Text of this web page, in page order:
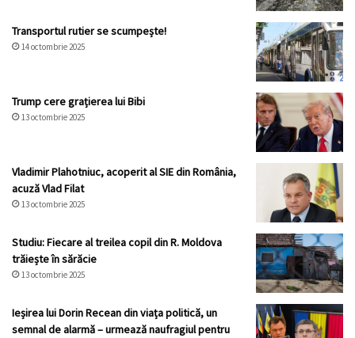
Transportul rutier se scumpește!
14 octombrie 2025
Trump cere grațierea lui Bibi
13 octombrie 2025
Vladimir Plahotniuc, acoperit al SIE din România,
acuză Vlad Filat
13 octombrie 2025
Studiu: Fiecare al treilea copil din R. Moldova
trăiește în sărăcie
13 octombrie 2025
Ieșirea lui Dorin Recean din viața politică, un
semnal de alarmă – urmează naufragiul pentru